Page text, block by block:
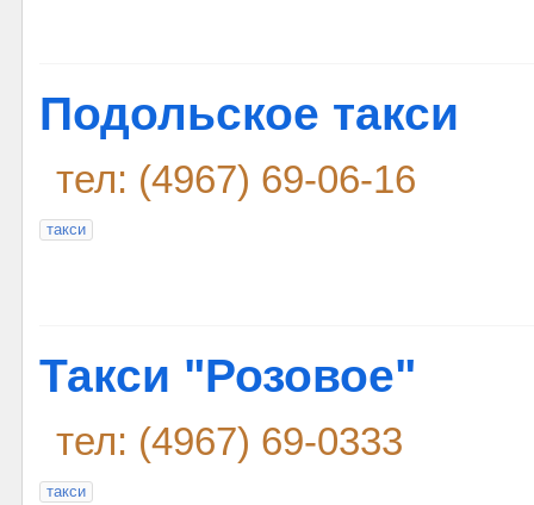
Подольское такси
тел: (4967) 69-06-16
такси
Такси "Розовое"
тел: (4967) 69-0333
такси